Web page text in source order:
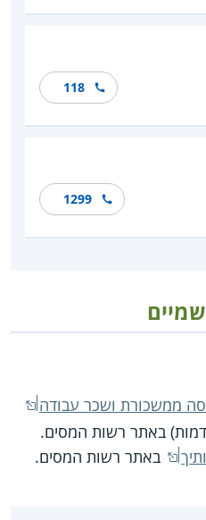
118
1299
ממשכורת ושכר עבודה
באתר רשות המסים.
באתר רשות המסים.